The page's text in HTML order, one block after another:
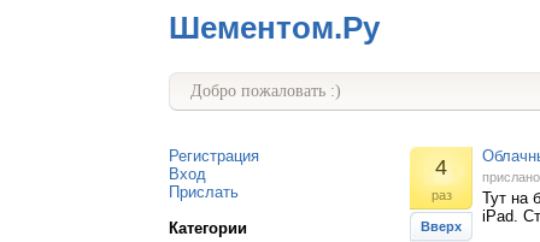
Шементом.Ру
Добро пожаловать :)
Регистрация
Вход
Прислать
Категории
4
раз
Вверх
Тут на
iPad.